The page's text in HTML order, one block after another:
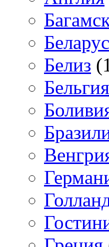
Белиз
Бельгия